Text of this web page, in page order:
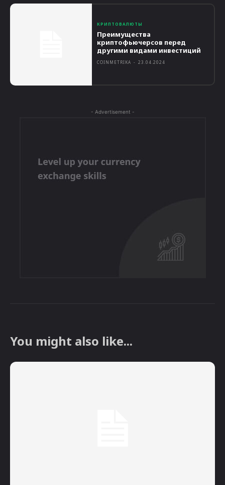
КРИПТОВАЛЮТЫ
Преимущества
криптофьючерсов перед
другими видами инвестиций
COINMETRIKA - 23.04.2024
- Advertisement -
You might also like...